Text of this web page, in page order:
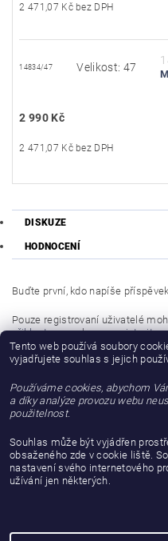
2 471,07 Kč bez DPH
14834/47 Velikost: 47
2 990 Kč
2 471,07 Kč bez DPH
DISKUZE
HODNOCENÍ
Buďte první, kdo napíše
Pouze registrovaní uživatelé
přihlaste senebo seregistrujte.
Buďte první, kdo napíše
Přidat hodnocení
Tento web používá soubory
vyjadřujete souhlas s jejich
Používáme cookies, abychom
a díky analýze provozu webu
použitelnost.
Souhlas může být vyjádřen
obsaženého zde v cookie liště.
nastavení svého internetového
užívání jen některých.